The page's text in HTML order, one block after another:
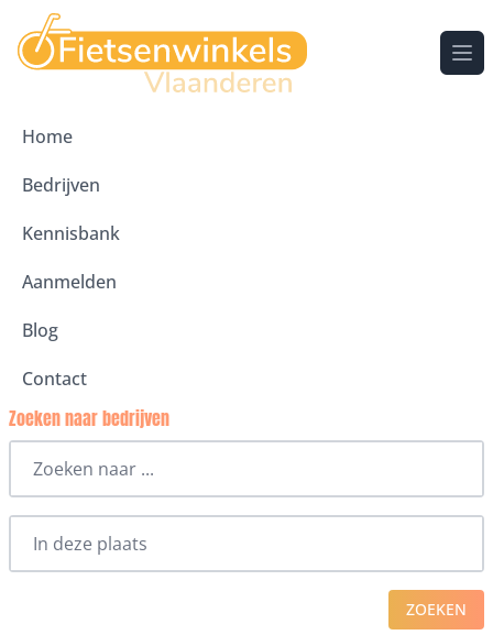
Home
Bedrijven
Kennisbank
Aanmelden
Blog
Contact
Zoeken naar bedrijven
ZOEKEN